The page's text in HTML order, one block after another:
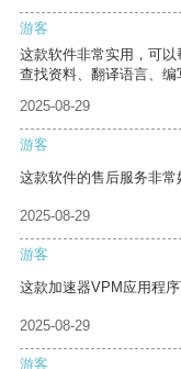
游客
这款软件非常实用，可
查找资料、翻译语言、编
2025-08-29
游客
这款软件的售后服务非常
2025-08-29
游客
这款加速器VPM应用程
2025-08-29
游客